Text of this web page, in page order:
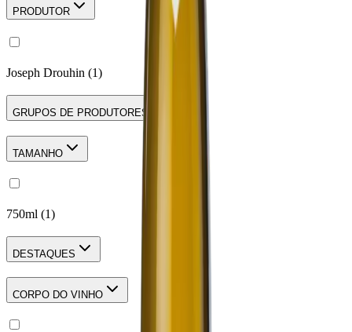
PRODUTOR
Joseph Drouhin (1)
GRUPOS DE PRODUTORES
TAMANHO
750ml (1)
DESTAQUES
CORPO DO VINHO